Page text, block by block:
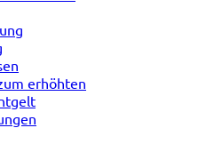
erhöhten